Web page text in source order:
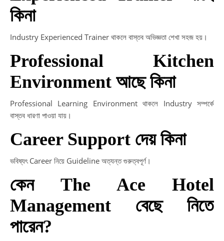
কিনা
Industry Experienced Trainer থাকলে বাস্তব অভিজ্ঞতা শেখা সহজ হয়।
Professional Kitchen
Environment আছে কিনা
Professional Learning Environment থাকলে Industry সম্পর্কে
বাস্তব ধারণা পাওয়া যায়।
Career Support দেয় কিনা
ভবিষ্যৎ Career নিয়ে Guideline অত্যন্ত গুরুত্বপূর্ণ।
কেন The Ace Hotel
Management বেছে নিতে
পারেন?